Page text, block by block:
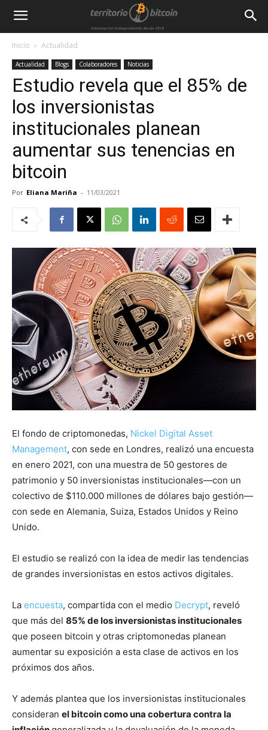
Inicio Actualidad
Actualidad Blogs Colaboradores Noticias
Estudio revela que el 85% de
los inversionistas
institucionales planean
aumentar sus tenencias en
bitcoin
Por Eliana Mariña - 11/03/2021
El fondo de criptomonedas, Nickel Digital Asset
Management, con sede en Londres, realizó una encuesta
en enero 2021, con una muestra de 50 gestores de
patrimonio y 50 inversionistas institucionales—con un
colectivo de $110.000 millones de dólares bajo gestión—
con sede en Alemania, Suiza, Estados Unidos y Reino
Unido.
El estudio se realizó con la idea de medir las tendencias
de grandes inversionistas en estos activos digitales.
La encuesta, compartida con el medio Decrypt, reveló
que más del 85% de los inversionistas institucionales
que poseen bitcoin y otras criptomonedas planean
aumentar su exposición a esta clase de activos en los
próximos dos años.
Y además plantea que los inversionistas institucionales
consideran el bitcoin como una cobertura contra la